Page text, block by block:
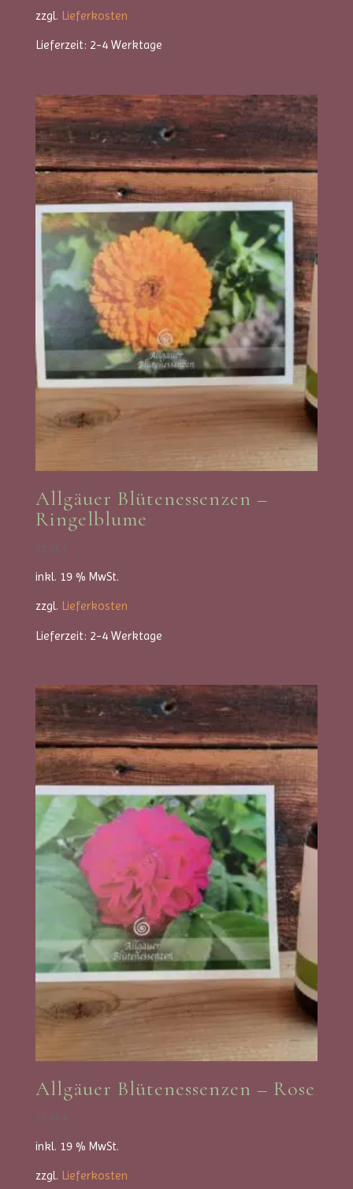
zzgl. Lieferkosten
Lieferzeit: 2-4 Werktage
Allgäuer Blütenessenzen –
Ringelblume
17,95 €
inkl. 19 % MwSt.
zzgl. Lieferkosten
Lieferzeit: 2-4 Werktage
Allgäuer Blütenessenzen – Rose
17,95 €
inkl. 19 % MwSt.
zzgl. Lieferkosten